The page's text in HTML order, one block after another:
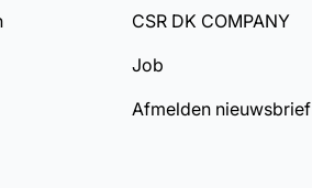
CSR DK COMPANY
Job
Afmelden nieuwsbrief